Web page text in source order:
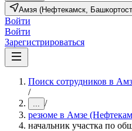
Амзя (Нефтекамск,
Войти
Войти
Зарегистрироваться
Поиск сотрудников в
/
... /
резюме в Амзе
начальник участка по